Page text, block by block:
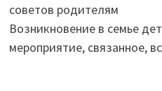
советов родителям
Возникновение в семье
мероприятие, связанное,